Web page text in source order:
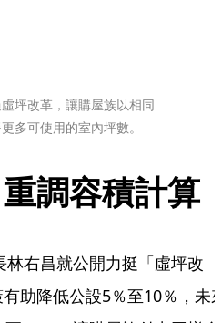
坪改革，讓購屋族以相同
多可使用的室內坪數。
調容積計算
右昌就公開力挺「虛坪改
助降低公設5％至10％，未